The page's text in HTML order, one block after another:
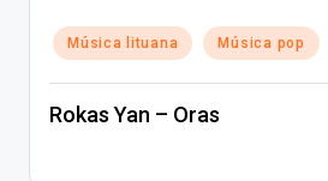
Posted
in
Música lituana Música pop
Rokas Yan – Oras